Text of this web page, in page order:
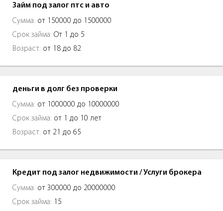
Займ под залог птс и авто
Сумма: от 150000 до 1500000
Срок займа: От 1 до 5
Возраст: от 18 до 82
деньги в долг без проверки
Сумма: от 1000000 до 10000000
Срок займа: от 1 до 10 лет
Возраст: от 21 до 65
Кредит под залог недвижимости / Услуги брокера
Сумма: от 300000 до 20000000
Срок займа: 15